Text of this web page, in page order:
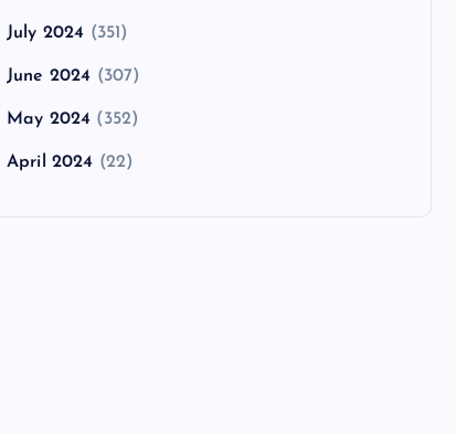
July 2024 (351)
June 2024 (307)
May 2024 (352)
April 2024 (22)